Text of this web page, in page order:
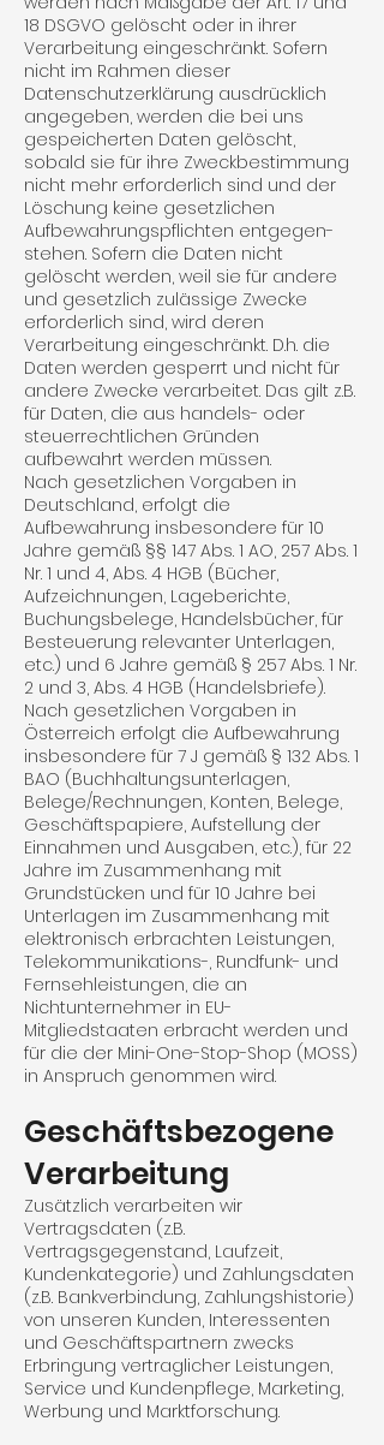
18 DSGVO gelöscht oder in ihrer
Verarbeitung eingeschränkt. Sofern
nicht im Rahmen dieser
Datenschutzerklärung ausdrücklich
ange­geben, werden die bei uns
gespeicherten Daten gelöscht,
sobald sie für ihre Zweckbestimmung
nicht mehr erforderlich sind und der
Löschung keine gesetzlichen
Aufbewahrungspflichten entgegen­
stehen. Sofern die Daten nicht
gelöscht werden, weil sie für andere
und gesetzlich zulässige Zwecke
erforderlich sind, wird deren
Verarbeitung eingeschränkt. D.h. die
Daten werden gesperrt und nicht für
andere Zwecke verarbeitet. Das gilt z.B.
für Daten, die aus handels- oder
steuerrechtlichen Gründen
aufbewahrt werden müssen.
Nach gesetzlichen Vorgaben in
Deutschland, erfolgt die
Aufbewahrung insbesondere für 10
Jahre gemäß §§ 147 Abs. 1 AO, 257 Abs. 1
Nr. 1 und 4, Abs. 4 HGB (Bücher,
Aufzeichnungen, Lageberichte,
Buchungs­belege, Handelsbücher, für
Besteuerung relevanter Unterlagen,
etc.) und 6 Jahre gemäß § 257 Abs. 1 Nr.
2 und 3, Abs. 4 HGB (Handelsbriefe).
Nach gesetzlichen Vorgaben in
Österreich erfolgt die Aufbewahrung
insbesondere für 7 J gemäß § 132 Abs. 1
BAO (Buchhaltungsunterlagen,
Belege/Rechnungen, Konten, Belege,
Geschäftspapiere, Aufstel­lung der
Einnahmen und Ausgaben, etc.), für 22
Jahre im Zusammenhang mit
Grundstücken und für 10 Jahre bei
Unterlagen im Zusammenhang mit
elektronisch erbrachten Leistungen,
Telekommunikations-, Rundfunk- und
Fernsehleistungen, die an
Nichtunternehmer in EU-
Mitgliedstaaten erbracht werden und
für die der Mini-One-Stop-Shop (MOSS)
in Anspruch genommen wird.
Geschäftsbezogene
Verarbeitung
Zusätzlich verarbeiten wir
Vertragsdaten (z.B.
Vertragsgegenstand, Laufzeit,
Kundenkategorie) und Zahlungsdaten
(z.B. Bankverbindung, Zahlungshistorie)
von unseren Kunden, Interessenten
und Geschäfts­partnern zwecks
Erbringung vertraglicher Leistungen,
Service und Kundenpflege, Marketing,
Werbung und Marktforschung.